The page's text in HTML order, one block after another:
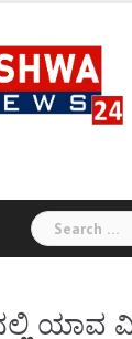
Search
for:
ಯಾವ